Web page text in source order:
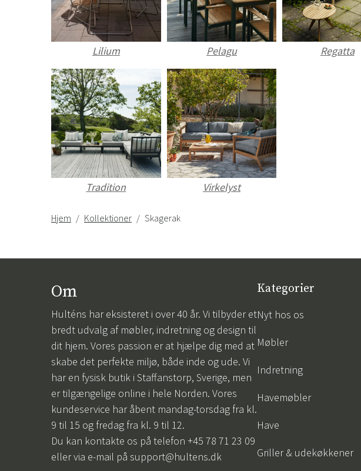
Lilium Pelagu Regatta
Tradition Virkelyst
Hjem Kollektioner Skagerak
Om
Hulténs har eksisteret i over 40 år. Vi tilbyder et
bredt udvalg af møbler, indretning og design til
dit hjem. Vores passion er at hjælpe dig med at
skabe det perfekte miljø, både inde og ude. Vi
har en fysisk butik i Staffanstorp, Sverige, men
er tilgængelige online i hele Norden. Vores
kundeservice har åbent mandag-torsdag fra kl.
9 til 15 og fredag fra kl. 9 til 12.
Du kan kontakte os på telefon +45 78 71 23 09
eller via e-mail på support@hultens.dk
Kategorier
Nyt hos os
Møbler
Indretning
Havemøbler
Have
Griller & udekøkkener